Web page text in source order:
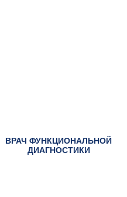
ВРАЧ ФУНКЦИОНАЛЬНОЙ
ДИАГНОСТИКИ